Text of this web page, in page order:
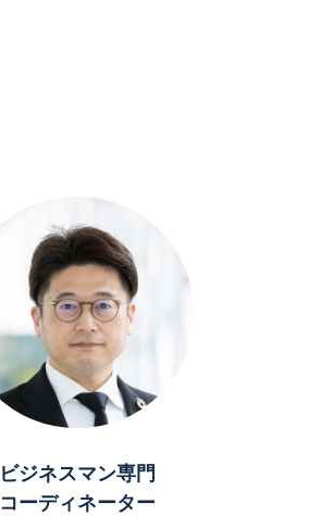
ビジネスマン専門
コーディネーター